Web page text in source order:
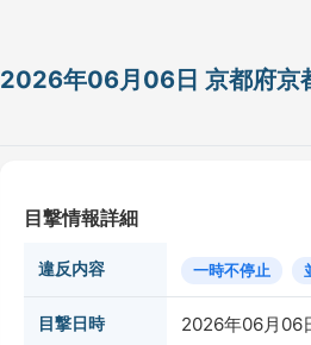
2026年06月06日 京都府京
目撃情報詳細
違反内容 一時不停止
目撃日時 2026年06月06